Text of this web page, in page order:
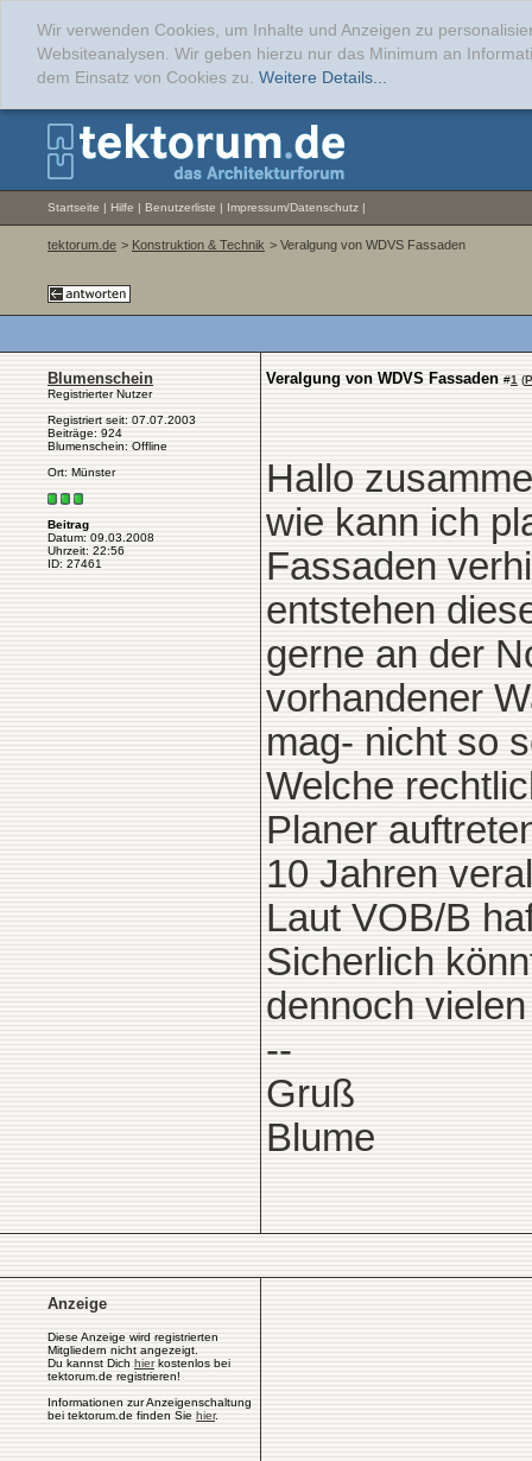
Wir verwenden Cookies, um Inhalte und Anzeigen zu
Websiteanalysen. Wir geben hierzu nur das Minimum an
dem Einsatz von Cookies zu. Weitere Details...
Startseite | Hilfe | Benutzerliste | Impressum/Datenschutz |
tektorum.de > Konstruktion & Technik > Veralgung von WDVS Fassaden
Blumenschein
Registrierter Nutzer
Registriert seit: 07.07.2003
Beiträge: 924
Blumenschein: Offline
Ort: Münster
Beitrag
Datum: 09.03.2008
Uhrzeit: 22:56
ID: 27461
Veralgung von WDVS Fassaden #1 (
Hallo
wie kann ich
Fassaden
entstehen
gerne an der
vorhandener
mag- nicht so
Welche
Planer
10 Jahren
Laut VOB/B
Sicherlich
dennoch
--
Gruß
Blume
Anzeige
Diese Anzeige wird registrierten
Mitgliedern nicht angezeigt.
Du kannst Dich hierkostenlos bei
tektorum.de registrieren!
Informationen zur Anzeigenschaltung
bei tektorum.de finden Sie hier.